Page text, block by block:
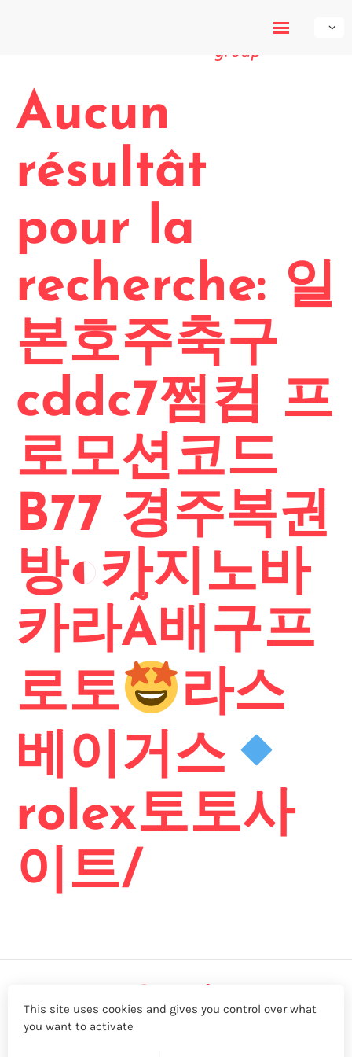
Aucun
résultât
pour la
recherche: 일
본호주축구
cddc7쩜컴 프
로모션코드
B77 경주복권
방◐카지노바
카라Ã배구프
로토
라스
베이거스
rolex토토사
이트/
This site uses cookies and gives you control over what
you want to activate